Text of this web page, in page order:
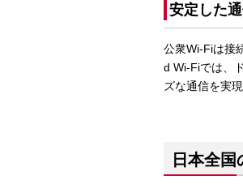
安定した
公衆Wi-Fiは接
d Wi-Fiでは、
ズな通信を実
日本全